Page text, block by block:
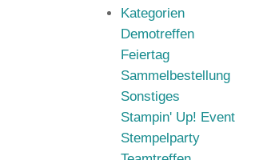
Kategorien
Demotreffen
Feiertag
Sammelbestellung
Sonstiges
Stampin' Up! Event
Stempelparty